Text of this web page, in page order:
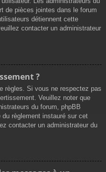
de pièces jointes dans le forum
détiennent cette
contacter un administrateur
?
règles. Si vous ne respectez pas
Veuillez noter que
du forum, phpBB
du règlement instauré sur cet
contacter un administrateur du